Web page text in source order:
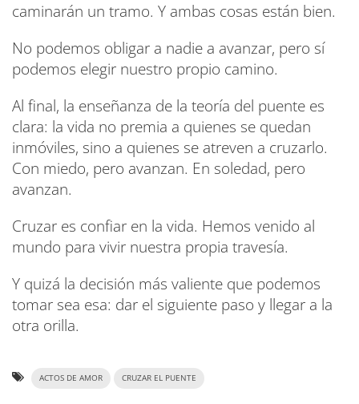
caminarán un tramo. Y ambas cosas están bien.
No podemos obligar a nadie a avanzar, pero sí
podemos elegir nuestro propio camino.
Al final, la enseñanza de la teoría del puente es
clara: la vida no premia a quienes se quedan
inmóviles, sino a quienes se atreven a cruzarlo.
Con miedo, pero avanzan. En soledad, pero
avanzan.
Cruzar es confiar en la vida. Hemos venido al
mundo para vivir nuestra propia travesía.
Y quizá la decisión más valiente que podemos
tomar sea esa: dar el siguiente paso y llegar a la
otra orilla.
ACTOS DE AMOR CRUZAR EL PUENTE